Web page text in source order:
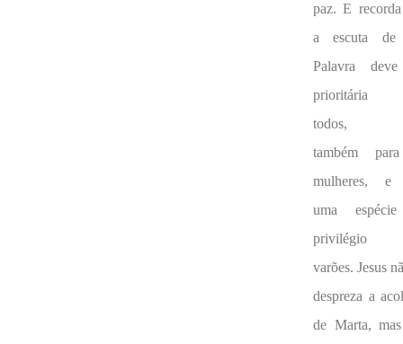
paz. E
a escuta de
Palavra
prioritária
todos,
também
mulheres, e
uma
privilégio
varões. Jesus
despreza a
de Marta,